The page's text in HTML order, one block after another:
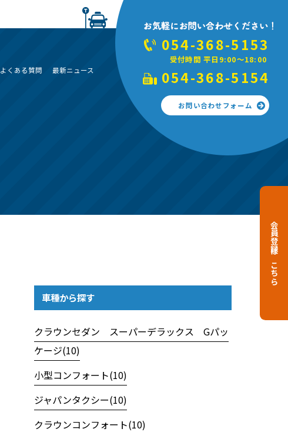
054-368-5153
受付時間 平日9:00～18:00
054-368-5154
お問い合わせフォーム
会員登録はこちら
よくある質問 最新ニュース
車種から探す
クラウンセダン スーパーデラックス Gパッ
ケージ(10)
小型コンフォート(10)
ジャパンタクシー(10)
クラウンコンフォート(10)